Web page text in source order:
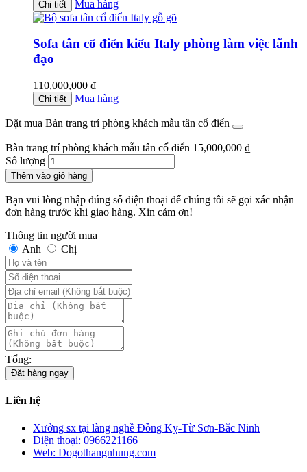
Chi tiết Mua hàng
Sofa tân cổ điển kiểu Italy phòng làm việc lãnh
đạo
110,000,000 ₫
Chi tiết Mua hàng
Đặt mua Bàn trang trí phòng khách mẫu tân cổ điển
Bàn trang trí phòng khách mẫu tân cổ điển 15,000,000 ₫
Số lượng
Thêm vào giỏ hàng
Bạn vui lòng nhập đúng số điện thoại để chúng tôi sẽ gọi xác nhận
đơn hàng trước khi giao hàng. Xin cảm ơn!
Thông tin người mua
Anh
Chị
Tổng:
Đặt hàng ngay
Liên hệ
Xưởng sx tại làng nghề Đồng Kỵ-Từ Sơn-Bắc Ninh
Điện thoại: 0966221166
Web: Dogothangnhung.com